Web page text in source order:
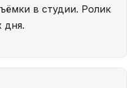
в студии. Ролик
дня.